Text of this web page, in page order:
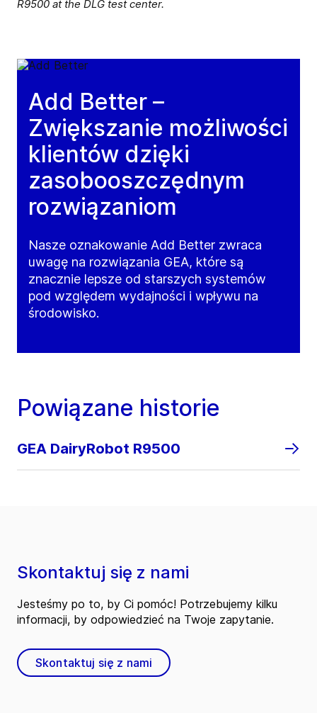
R9500 at the DLG test center.
Add Better –
Zwiększanie możliwości
klientów dzięki
zasobooszczędnym
rozwiązaniom
Nasze oznakowanie Add Better zwraca
uwagę na rozwiązania GEA, które są
znacznie lepsze od starszych systemów
pod względem wydajności i wpływu na
środowisko.
Powiązane historie
GEA DairyRobot R9500
Skontaktuj się z nami
Jesteśmy po to, by Ci pomóc! Potrzebujemy kilku
informacji, by odpowiedzieć na Twoje zapytanie.
Skontaktuj się z nami